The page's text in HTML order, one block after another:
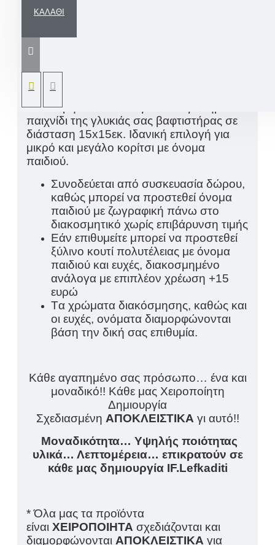
ΚΑΛΆΘΙ
λαμπάδα για κορίτσι με λευκό αλογάκι
Μονόκερο με μαλλιά ουράνιο τόξο, σε
σχεδιασμό από εμάς στο χέρι. Ένα
μοναδικό και ποιοτικό κρεμαστό
διακοσμητικό που θα γίνει το αγαπημένο
παιχνίδι της γλυκιάς σας βαφτιστήρας σε
διάσταση 15x15εκ. Ιδανική επιλογή για
μικρό και μεγάλο κορίτσι με όνομα
παιδιού.
Συνοδεύεται από συσκευασία δώρου,
καθώς μπορεί να προστεθεί όνομα
παιδιού με ζωγραφική πάνω στο
διακοσμητικό χωρίς επιβάρυνση τιμής
Εάν επιθυμείτε μπορεί να προστεθεί
ξύλινο κουτί πολυτέλειας με όνομα
παιδιού και ευχές, διακοσμημένο
ανάλογα με επιπλέον χρέωση +15
ευρώ
Tα χρώματα διακόσμησης, καθώς και
οι ευχές, ονόματα διαμορφώνονται
βάση την δική σας επιθυμία.
Κάθε αγαπημένο σας πρόσωπο… ένα και
μοναδικό!! Κάθε μας Χειροποίητη
Δημιουργία
Σχεδιασμένη ΑΠΟΚΛΕΙΣΤΙΚΑ γι αυτό!!
Μοναδικότητα… Υψηλής ποιότητας
υλικά… Λεπτομέρεια… επικρατούν σε
κάθε μας δημιουργία IF.Lefkaditi
* Όλα μας τα προϊόντα
είναι ΧΕΙΡΟΠΟΙΗΤΑ σχεδιάζονται και
διαμορφώνονται ΑΠΟΚΛΕΙΣΤΙΚΑ για